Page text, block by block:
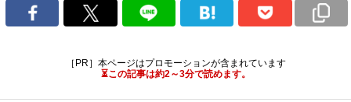
［PR］本ページはプロモーションが含まれています
⏳この記事は約2～3分で読めます。